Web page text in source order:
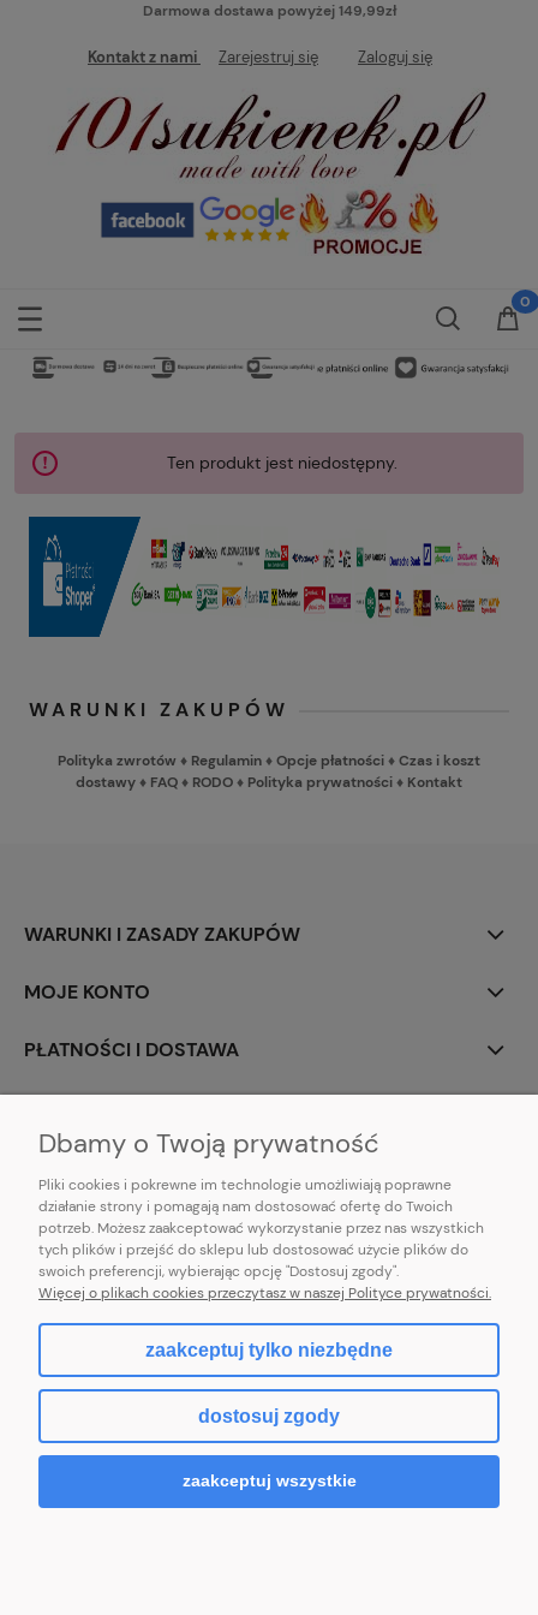
Darmowa dostawa powyżej 149,99zł
Kontakt z nami Zarejestruj się Zaloguj się
Ten produkt jest niedostępny.
WARUNKI ZAKUPÓW
Polityka zwrotów ♦ Regulamin♦Opcje płatności♦Czas i koszt
dostawy♦ FAQ♦ RODO♦ Polityka prywatności♦ Kontakt
WARUNKI I ZASADY ZAKUPÓW
MOJE KONTO
PŁATNOŚCI I DOSTAWA
E-mail:pl101sukienek@gmail.com
101sukienek.pl
ul. Piotrkowska 317/11, Łódź 93-035, woj. łódzkie
pokaż pełną wersję strony
Sklep internetowy Shoper.pl
Dbamy o Twoją prywatność
Pliki cookies i pokrewne im technologie umożliwiają poprawne
działanie strony i pomagają nam dostosować ofertę do Twoich
potrzeb. Możesz zaakceptować wykorzystanie przez nas wszystkich
tych plików i przejść do sklepu lub dostosować użycie plików do
swoich preferencji, wybierając opcję "Dostosuj zgody".
Więcej o plikach cookies przeczytasz w naszej Polityce prywatności.
zaakceptuj tylko niezbędne
dostosuj zgody
zaakceptuj wszystkie